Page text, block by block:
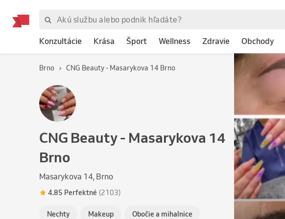
Konzultácie Krása Šport Wellness Zdravie Obchody
Brno CNG Beauty - Masarykova 14 Brno
CNG Beauty - Masarykova 14
Brno
Masarykova 14, Brno
4.85 Perfektné (2103)
Nechty Makeup Obočie a mihalnice